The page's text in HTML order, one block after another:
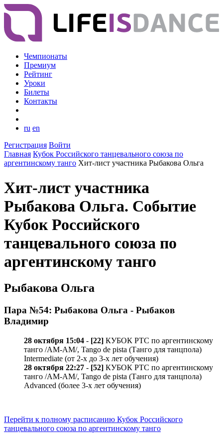
Чемпионаты
Премиум
Рейтинг
Уроки
Билеты
Контакты
ru en
Регистрация Войти
Главная Кубок Российского танцевального союза по
аргентинскому танго Хит-лист участника Рыбакова Ольга
Хит-лист участника
Рыбакова Ольга. Событие
Кубок Российского
танцевального союза по
аргентинскому танго
Рыбакова Ольга
Пара №54: Рыбакова Ольга - Рыбаков
Владимир
28 октября 15:04 - [22] КУБОК РТС по аргентинскому
танго /AM-AM/, Tango de pista (Танго для танцпола)
Intermediate (от 2-х до 3-х лет обучения)
28 октября 22:27 - [52] КУБОК РТС по аргентинскому
танго /AM-AM/, Tango de pista (Танго для танцпола)
Advanced (более 3-х лет обучения)
Перейти к полному расписанию Кубок Российского
танцевального союза по аргентинскому танго